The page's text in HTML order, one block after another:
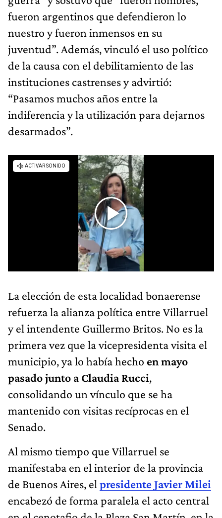
fueron argentinos que defendieron lo
nuestro y fueron inmensos en su
juventud”. Además, vinculó el uso político
de la causa con el debilitamiento de las
instituciones castrenses y advirtió:
“Pasamos muchos años entre la
indiferencia y la utilización para dejarnos
desarmados”.
La elección de esta localidad bonaerense
refuerza la alianza política entre Villarruel
y el intendente Guillermo Britos. No es la
primera vez que la vicepresidenta visita el
municipio, ya lo había hecho en mayo
pasado junto a Claudia Rucci,
consolidando un vínculo que se ha
mantenido con visitas recíprocas en el
Senado.
Al mismo tiempo que Villarruel se
manifestaba en el interior de la provincia
de Buenos Aires, el presidente Javier Milei
encabezó de forma paralela el acto central